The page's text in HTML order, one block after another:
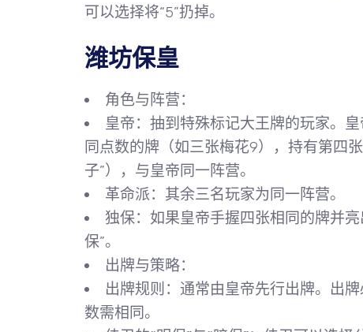
可以选择将“5”扔掉。
潍坊保皇
角色与阵营：
皇帝：抽到特殊标记大王牌的玩家。
同点数的牌（如三张梅花9），持有第四
子”），与皇帝同一阵营。
革命派：其余三名玩家为同一阵营。
独保：如果皇帝手握四张相同的牌并
保”。
出牌与策略：
出牌规则 ：通常由皇帝先行出牌。出
数需相同。